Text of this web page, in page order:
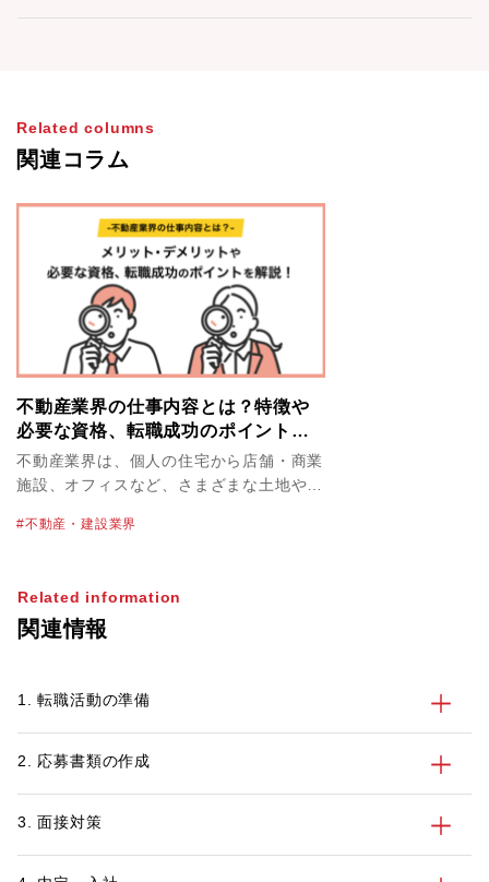
Related columns
関連コラム
不動産業界の仕事内容とは？特徴や
必要な資格、転職成功のポイントを
解説！
不動産業界は、個人の住宅から店舗・商業
施設、オフィスなど、さまざまな土地や建
単価は高く、必然的に大きな案件を扱うこ
職で不動産業界を目指すにあたって、仕事
内容や必要なスキルを正しく知っておきた
て、業界の特徴や主な仕事内容、不動産業
します。
不動産・建設業界
Related information
関連情報
1. 転職活動の準備
2. 応募書類の作成
3. 面接対策